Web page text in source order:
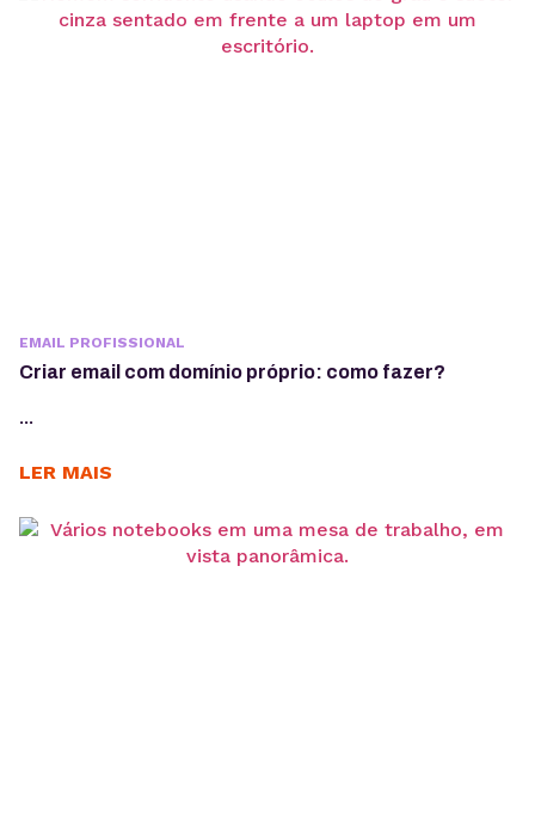
EMAIL PROFISSIONAL
Criar email com domínio próprio: como fazer?
...
LER MAIS